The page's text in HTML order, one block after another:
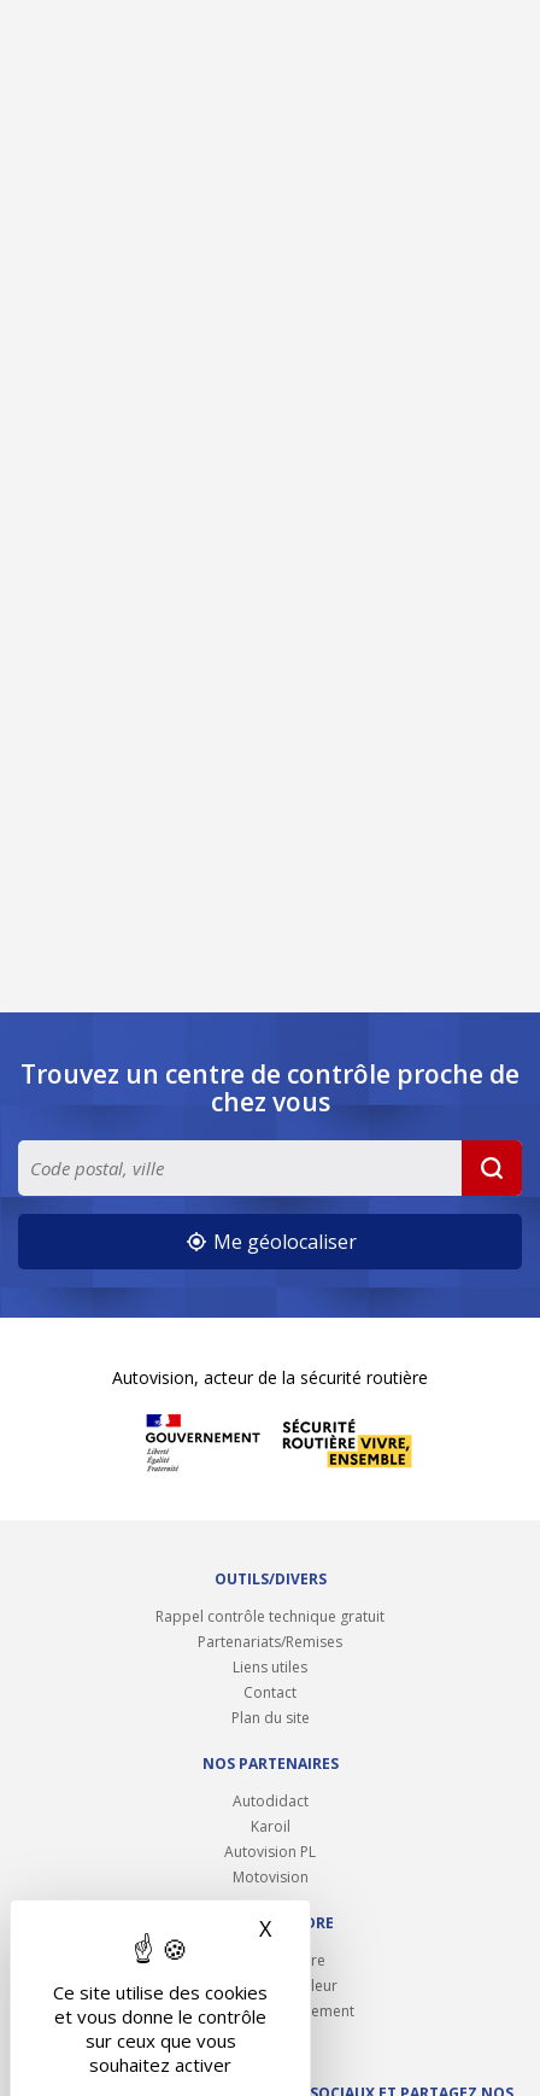
Ce site utilise des cookies
et vous donne le contrôle
sur ceux que vous
souhaitez activer
X Masquer le bandeau des
Trouvez un centre de contrôle proche de
chez vous
Me géolocaliser
Autovision, acteur de la sécurité routière
OUTILS/DIVERS
Rappel contrôle technique gratuit
Partenariats/Remises
Liens utiles
Contact
Plan du site
NOS PARTENAIRES
Autodidact
Karoil
Autovision PL
Motovision
NOUS REJOINDRE
Ouvrir un centre
Devenez contrôleur
Carrières et recrutement